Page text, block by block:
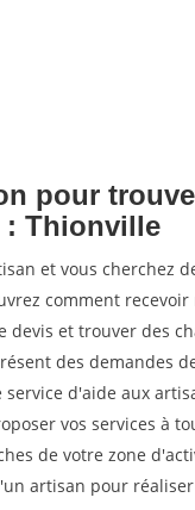
pour
: Thionville
et vous cherchez
comment
devis et trouver des
des demandes
d'aide aux
vos services à
de votre zone
artisan pour